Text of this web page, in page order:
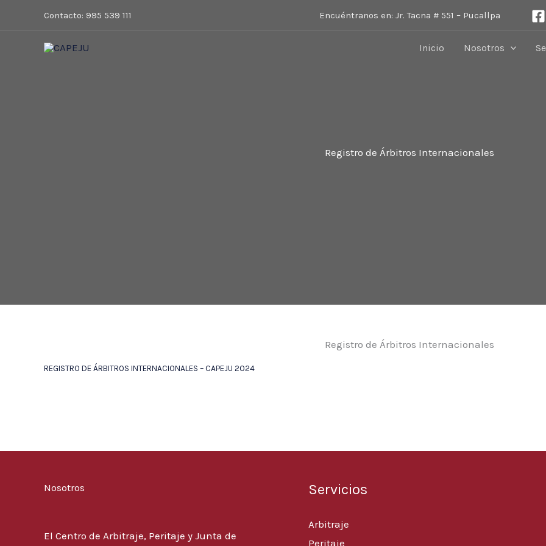
contenido
Contacto: 995 539 111 Encuéntranos en: Jr. Tacna # 551 – Pucallpa
Inicio Nosotros
Registro de Árbitros Internacionales
Registro de Árbitros Internacionales
REGISTRO DE ÁRBITROS INTERNACIONALES – CAPEJU 2024
Nosotros
El Centro de Arbitraje, Peritaje y Junta de
Servicios
Arbitraje
Peritaje